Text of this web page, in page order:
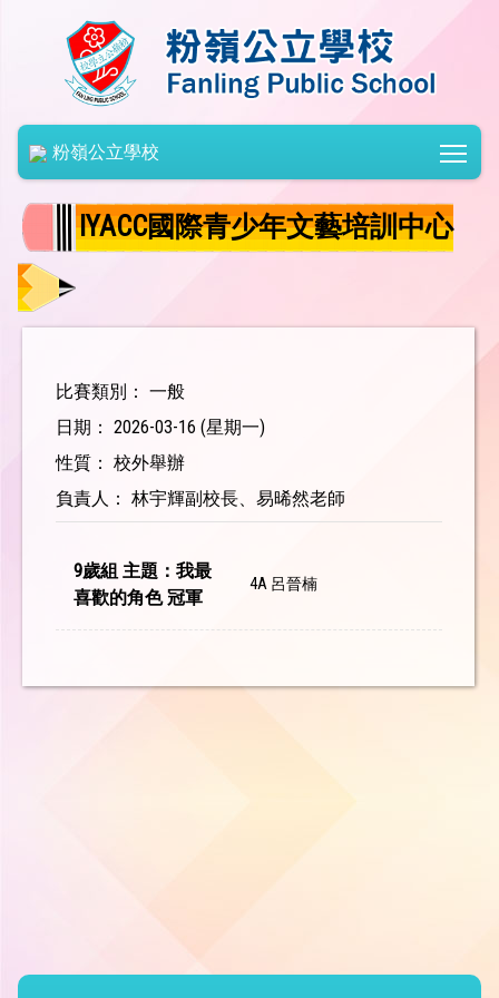
粉嶺公立學校
lYACC國際青少年文藝培訓中心
比賽類別： 一般
日期： 2026-03-16 (星期一)
性質： 校外舉辦
負責人： 林宇輝副校長、易晞然老師
9歲組 主題：我最
喜歡的角色 冠軍
4A 呂晉楠